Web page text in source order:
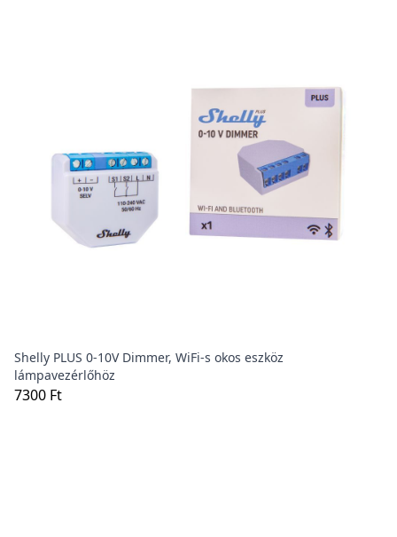
Shelly PLUS 0-10V Dimmer, WiFi-s okos eszköz
lámpavezérlőhöz
7300 Ft